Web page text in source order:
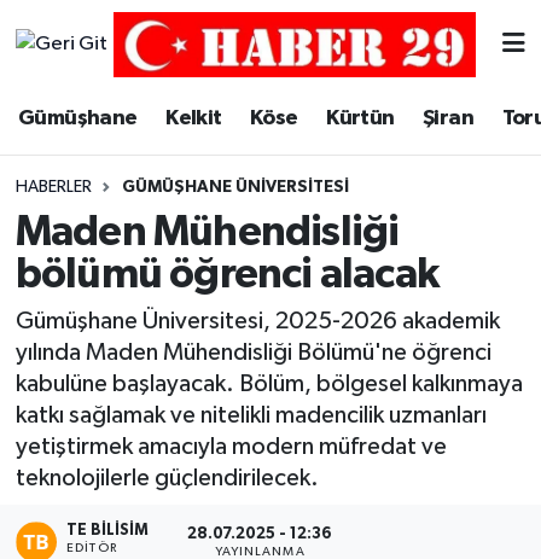
Gümüşhane Kelkit Köse Kürtün Şiran
HABERLER GÜMÜŞHANE ÜNIVERSITESI
Maden Mühendisliği
bölümü öğrenci alacak
Gümüşhane Üniversitesi, 2025-2026 akademik
yılında Maden Mühendisliği Bölümü'ne öğrenci
kabulüne başlayacak. Bölüm, bölgesel kalkınmaya
katkı sağlamak ve nitelikli madencilik uzmanları
yetiştirmek amacıyla modern müfredat ve
teknolojilerle güçlendirilecek.
TE BILISIM
EDITÖR
28.07.2025 - 12:36
YAYINLANMA
Merkez Trafik Yoğunluk Haritası
Süper Lig Puan Durumu ve Fikstür
Tüm Manşetler
Son Dakika Haberleri
Haber Arşivi